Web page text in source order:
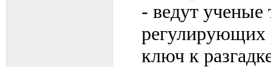
- ведут
регулирующих
ключ к